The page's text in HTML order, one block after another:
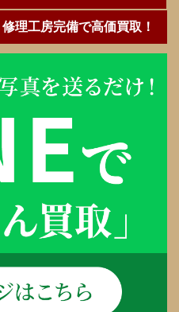
理工房完備で高価買取！